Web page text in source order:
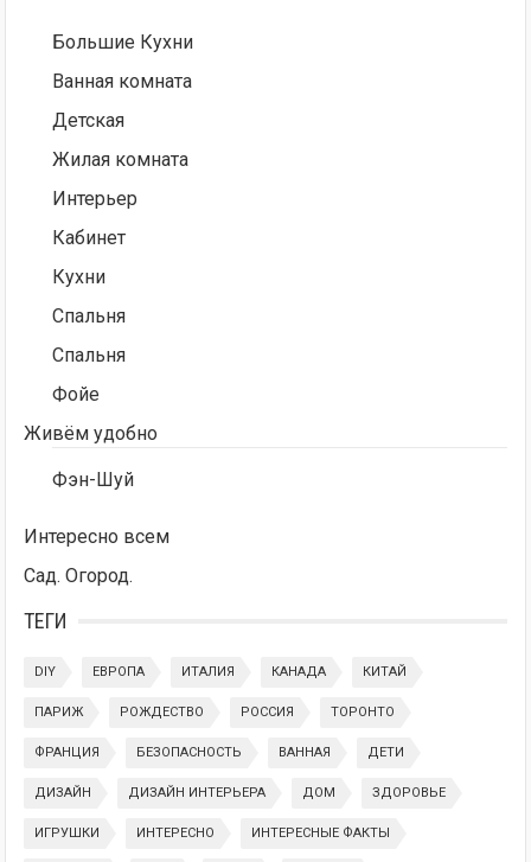
Большие Кухни
Ванная комната
Детская
Жилая комната
Интерьер
Кабинет
Кухни
Спальня
Спальня
Фойе
Живём удобно
Фэн-Шуй
Интересно всем
Сад. Огород.
ТЕГИ
DIY ЕВРОПА ИТАЛИЯ КАНАДА КИТАЙ
ПАРИЖ РОЖДЕСТВО РОССИЯ ТОРОНТО
ФРАНЦИЯ БЕЗОПАСНОСТЬ ВАННАЯ ДЕТИ
ДИЗАЙН ДИЗАЙН ИНТЕРЬЕРА ДОМ ЗДОРОВЬЕ
ИГРУШКИ ИНТЕРЕСНО ИНТЕРЕСНЫЕ ФАКТЫ